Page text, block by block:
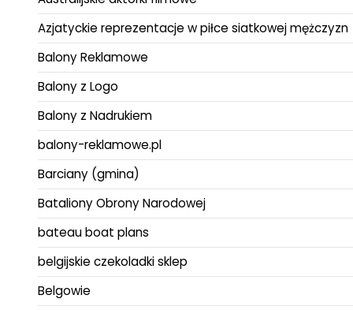
Azjatyckie reprezentacje w piłce siatkowej mężczyzn
Balony Reklamowe
Balony z Logo
Balony z Nadrukiem
balony-reklamowe.pl
Barciany (gmina)
Bataliony Obrony Narodowej
bateau boat plans
belgijskie czekoladki sklep
Belgowie